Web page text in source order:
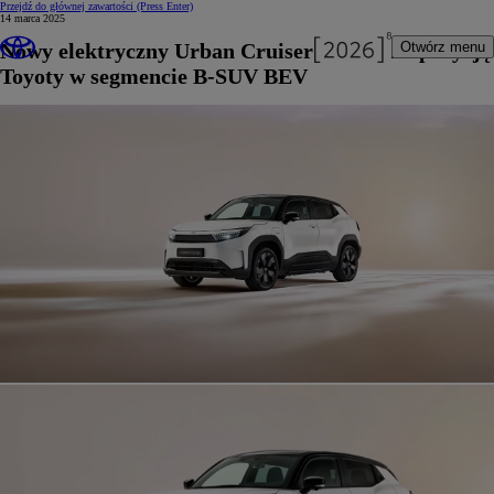
Przejdź do głównej zawartości (Press Enter)
Otwórz menu
14 marca 2025
Nowy elektryczny Urban Cruiser wzmacnia pozycję
Toyoty w segmencie B-SUV BEV